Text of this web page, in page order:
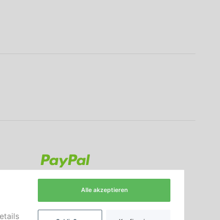
Alle akzeptieren